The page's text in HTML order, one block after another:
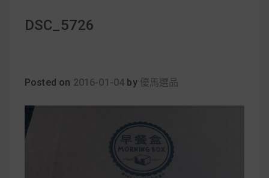
析：成分、營養價值及其優缺點
DSC_5726
Posted on 2016-01-04 by 優馬選品